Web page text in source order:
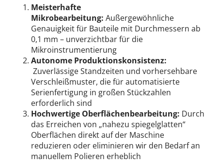
Meisterhafte
Mikrobearbeitung: Außergewöhnliche
Genauigkeit für Bauteile mit Durchmessern ab
0,1 mm – unverzichtbar für die
Mikroinstrumentierung
Autonome Produktionskonsistenz:
Zuverlässige Standzeiten und vorhersehbare
Verschleißmuster, die für automatisierte
Serienfertigung in großen Stückzahlen
erforderlich sind
Hochwertige Oberflächenbearbeitung: Durch
das Erreichen von „nahezu spiegelglatten“
Oberflächen direkt auf der Maschine
reduzieren oder eliminieren wir den Bedarf an
manuellem Polieren erheblich